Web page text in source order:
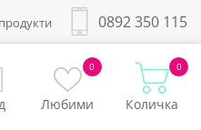
0892 350 115
0
Любими
0
Количка